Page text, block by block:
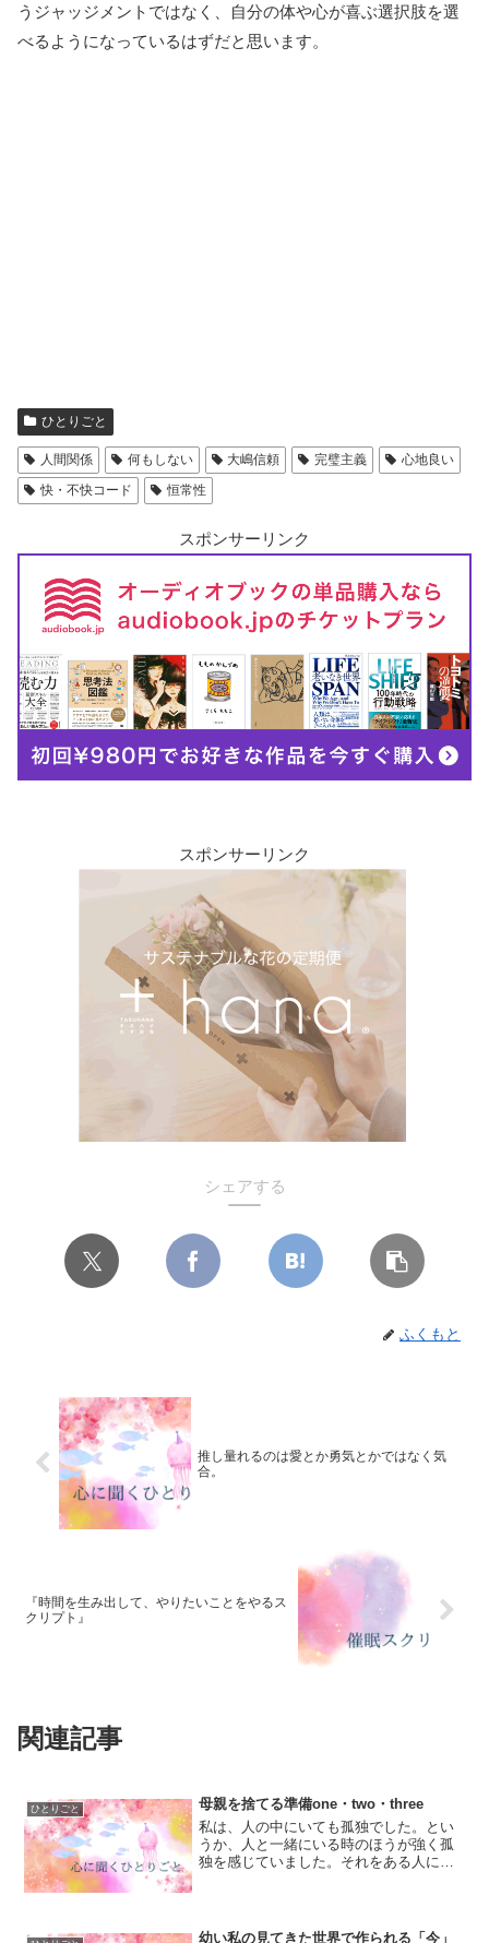
うジャッジメントではなく、自分の体や心が喜ぶ選択肢を選
べるようになっているはずだと思います。
ひとりごと
人間関係 何もしない 大嶋信頼 完璧主義
心地良い
快・不快コード
恒常性
スポンサーリンク
スポンサーリンク
シェアする
ふくもと
推し量れるのは愛とか勇気とかではなく気
合。
『時間を生み出して、やりたいことをやるス
クリプト』
関連記事
ひとりごと
母親を捨てる準備one・two・three
私は、人の中にいても孤独でした。とい
うか、人と一緒にいる時のほうが強く孤
独を感じていました。それをある人に伝
団に入っても馴染めないと...
幼い私の見てきた世界で作られる「今」